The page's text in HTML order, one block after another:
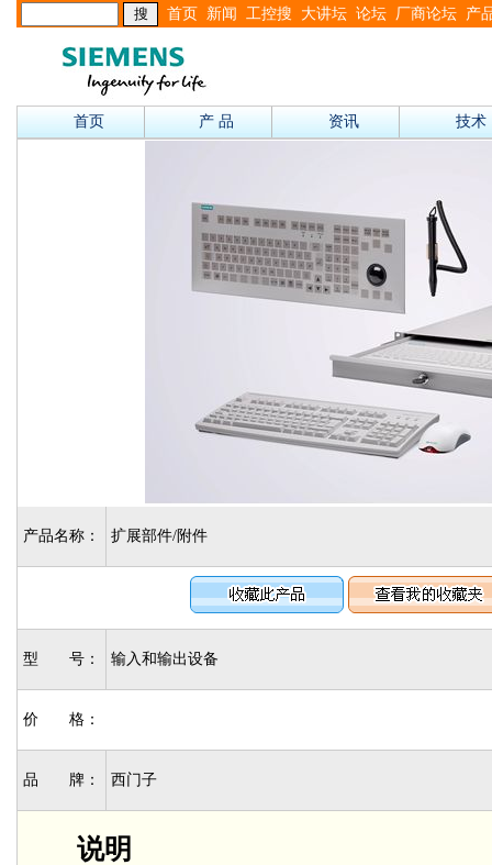
首页 新闻 工控搜 大讲坛 论坛 厂商论坛 产
首页 产 品 资讯 技术
产品名称： 扩展部件/附件
型 号： 输入和输出设备
价 格：
品 牌： 西门子
说明